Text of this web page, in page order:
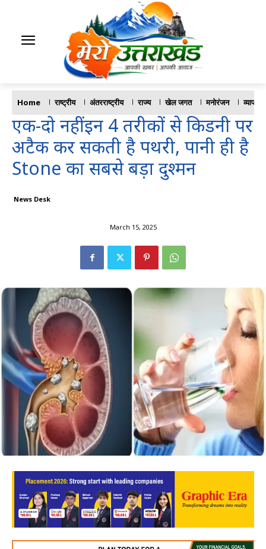
Home राष्ट्रीय अंतरराष्ट्रीय राज्य खेल जगत मनोरंजन व्यापार
एक-दो नहीं इन 4 तरीकों से किडनी पर
अटैक कर सकती है पथरी, पानी ही है
Stone का सबसे बड़ा दुश्मन
News Desk
March 15, 2025